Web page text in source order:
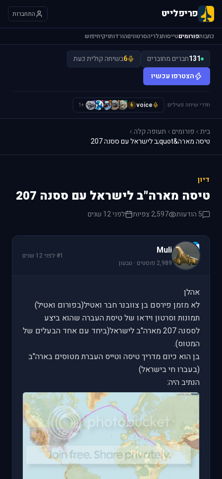
פריפלייט התחברות
כתבותפורומיםטייסותגלריהסרטוניםהורדותויקיחיפוש
131חברים מחוברים 6בשיחה קולית כעת
הצטרפו עכשיו
חדרי שיחה פעילים: voice
6
H
I
L
L
S
+1
בית פורומים
תעופה קלה
טיסה מארה&quot;ב לישראל עם ססנה 207
דיון
טיסה מארה"ב לישראל עם ססנה 207
5 הודעות 2,597 צפיות לפני 12 שנים
M
Muli
2,989 פוסטים · טבעון
#1
·לפני 12 שנים
אהלן
לא מזמן פירסם בן צוובנר חבר ואטיל(בפורום ואטיל)
תמונות וסרטון וידאו של טיסת העברה שהוא ביצע
לססנה 207 מארה"ב לישראל(ביחד עם אחד הבעלים של
המטוס).
בן הוא כיום מדריך טיסה וטייס העברת מטוסים בארה"ב
(בעברו חי בישראל)
הנתיב היה: